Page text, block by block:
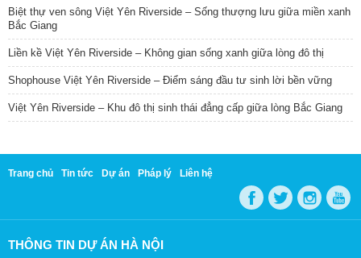
Biệt thự ven sông Việt Yên Riverside – Sống thượng lưu giữa miền xanh
Bắc Giang
Liền kề Việt Yên Riverside – Không gian sống xanh giữa lòng đô thị
Shophouse Việt Yên Riverside – Điểm sáng đầu tư sinh lời bền vững
Việt Yên Riverside – Khu đô thị sinh thái đẳng cấp giữa lòng Bắc Giang
Trang chủ Tin tức Dự án Pháp lý Liên hệ
THÔNG TIN DỰ ÁN HÀ NỘI